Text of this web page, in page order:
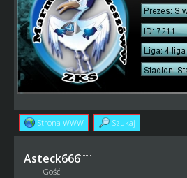
Strona WWW Szukaj
Asteck666
Gość